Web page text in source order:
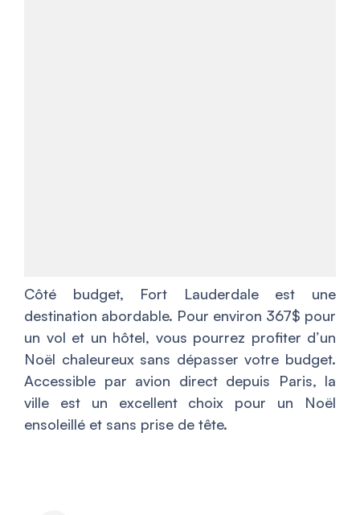
Côté budget, Fort Lauderdale est une
destination abordable. Pour environ 367$ pour
un vol et un hôtel, vous pourrez profiter d’un
Noël chaleureux sans dépasser votre budget.
Accessible par avion direct depuis Paris, la
ville est un excellent choix pour un Noël
ensoleillé et sans prise de tête.